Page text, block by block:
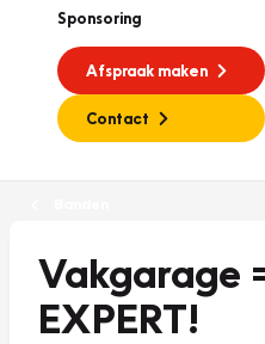
Sponsoring
Afspraak maken
Contact
Vakgarage
EXPERT!